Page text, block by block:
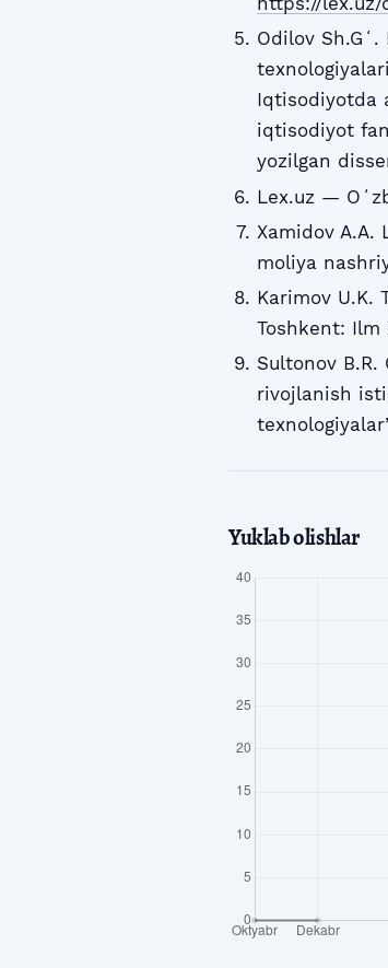
Odilov
Iqtisodiyotda
iqtisodiyot
yozilgan
Lex.uz —
Xamidov
moliya
Karimov U.K.
Toshkent: Ilm
Sultonov
rivojlanish
Yuklab olishlar